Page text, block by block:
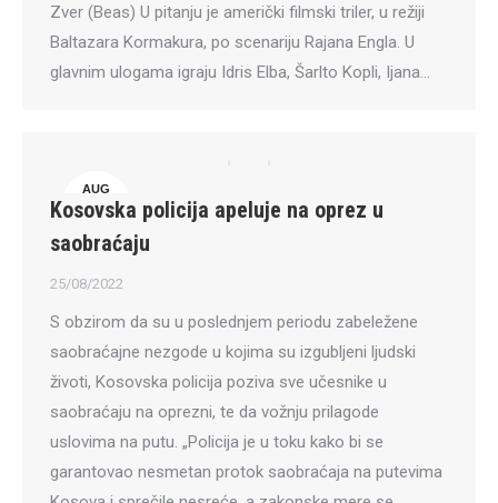
Zver (Beas) U pitanju je američki filmski triler, u režiji
Baltazara Kormakura, po scenariju Rajana Engla. U
glavnim ulogama igraju Idris Elba, Šarlto Kopli, Ijana…
AUG
25
Kosovska policija apeluje na oprez u
saobraćaju
25/08/2022
S obzirom da su u poslednjem periodu zabeležene
saobraćajne nezgode u kojima su izgubljeni ljudski
životi, Kosovska policija poziva sve učesnike u
saobraćaju na oprezni, te da vožnju prilagode
uslovima na putu. „Policija je u toku kako bi se
garantovao nesmetan protok saobraćaja na putevima